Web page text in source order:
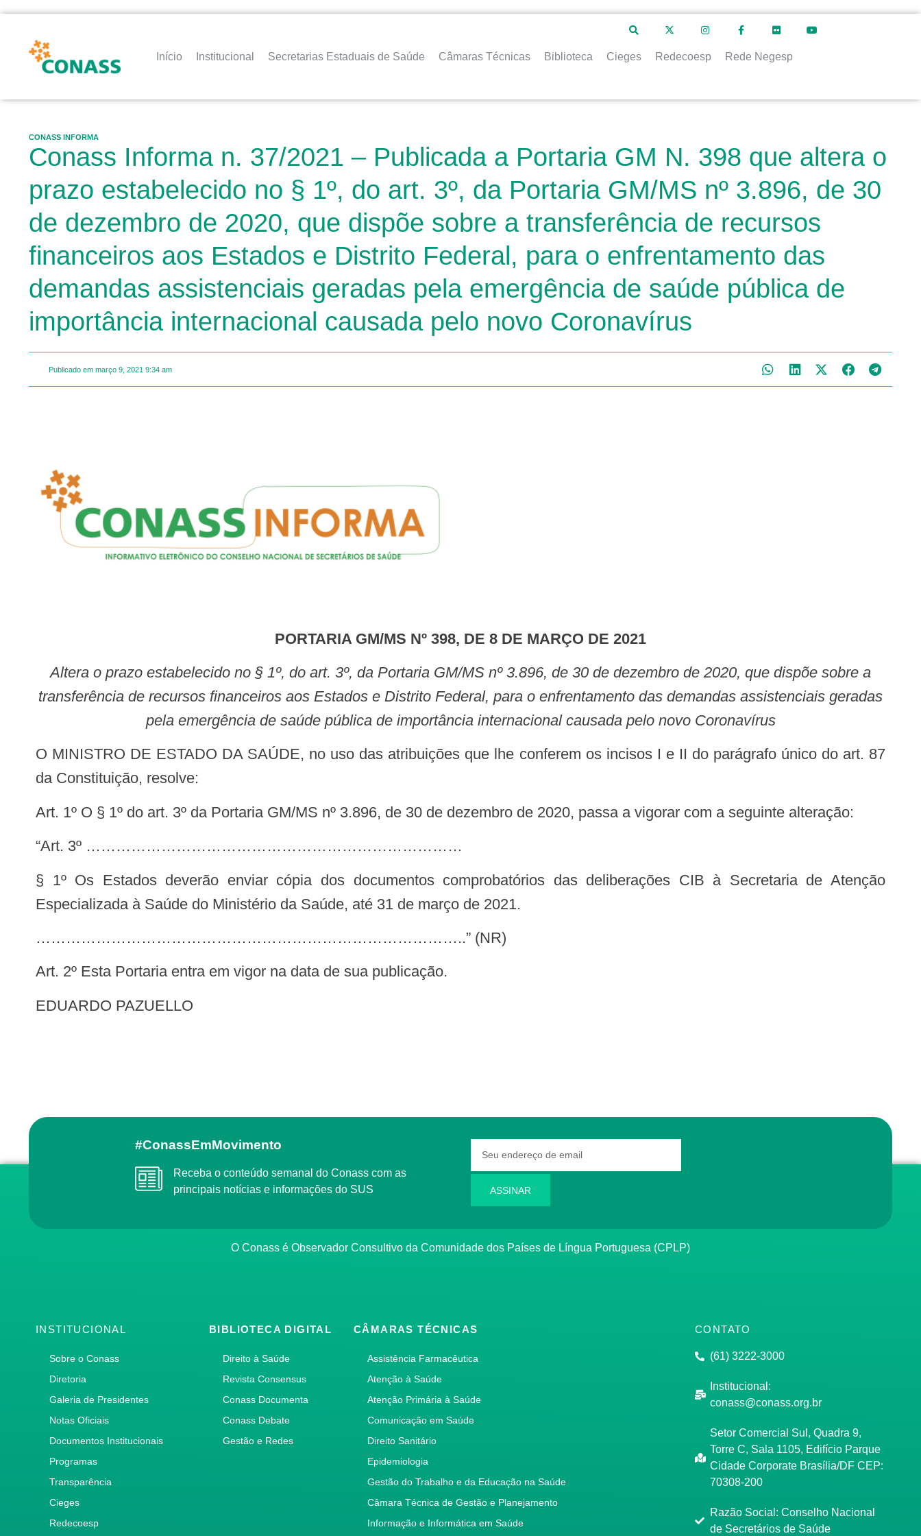
Início Institucional Secretarias Estaduais de Saúde Câmaras Técnicas Biblioteca Cieges Redecoesp Rede Negesp
CONASS INFORMA
Conass Informa n. 37/2021 – Publicada a Portaria GM N. 398 que altera o
prazo estabelecido no § 1º, do art. 3º, da Portaria GM/MS nº 3.896, de 30
de dezembro de 2020, que dispõe sobre a transferência de recursos
financeiros aos Estados e Distrito Federal, para o enfrentamento das
demandas assistenciais geradas pela emergência de saúde pública de
importância internacional causada pelo novo Coronavírus
Publicado em março 9, 2021 9:34 am
PORTARIA GM/MS Nº 398, DE 8 DE MARÇO DE 2021
Altera o prazo estabelecido no § 1º, do art. 3º, da Portaria GM/MS nº 3.896, de 30 de dezembro de 2020, que dispõe sobre a
transferência de recursos financeiros aos Estados e Distrito Federal, para o enfrentamento das demandas assistenciais geradas
pela emergência de saúde pública de importância internacional causada pelo novo Coronavírus
O MINISTRO DE ESTADO DA SAÚDE, no uso das atribuições que lhe conferem os incisos I e II do parágrafo único do art. 87
da Constituição, resolve:
Art. 1º O § 1º do art. 3º da Portaria GM/MS nº 3.896, de 30 de dezembro de 2020, passa a vigorar com a seguinte alteração:
“Art. 3º …………………………………………………………………
§ 1º Os Estados deverão enviar cópia dos documentos comprobatórios das deliberações CIB à Secretaria de Atenção
Especializada à Saúde do Ministério da Saúde, até 31 de março de 2021.
…………………………………………………………………………..” (NR)
Art. 2º Esta Portaria entra em vigor na data de sua publicação.
EDUARDO PAZUELLO
#ConassEmMovimento
Receba o conteúdo semanal do Conass com as
principais notícias e informações do SUS
ASSINAR
O Conass é Observador Consultivo da Comunidade dos Países de Língua Portuguesa (CPLP)
INSTITUCIONAL
Sobre o Conass
Diretoria
Galeria de Presidentes
Notas Oficiais
Documentos Institucionais
Programas
Transparência
Cieges
Redecoesp
BIBLIOTECA DIGITAL
Direito à Saúde
Revista Consensus
Conass Documenta
Conass Debate
Gestão e Redes
CÂMARAS TÉCNICAS
Assistência Farmacêutica
Atenção à Saúde
Atenção Primária à Saúde
Comunicação em Saúde
Direito Sanitário
Epidemiologia
Gestão do Trabalho e da Educação na Saúde
Câmara Técnica de Gestão e Planejamento
Informação e Informática em Saúde
CONTATO
(61) 3222-3000
Institucional:
conass@conass.org.br
Setor Comercial Sul, Quadra 9,
Torre C, Sala 1105, Edifício Parque
Cidade Corporate Brasília/DF CEP:
70308-200
Razão Social: Conselho Nacional
de Secretários de Saúde